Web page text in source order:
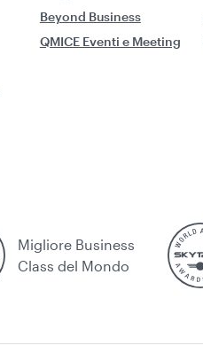
Beyond Business
QMICE Eventi e Meeting
Migliore Business
Class del Mondo